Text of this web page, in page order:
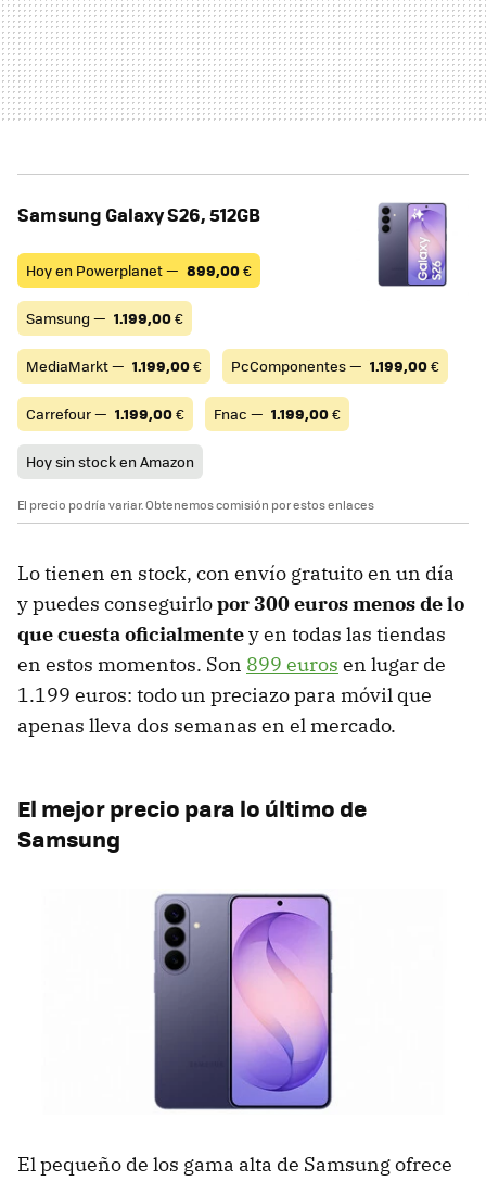
Samsung Galaxy S26, 512GB
Hoy en Powerplanet — 899,00€
Samsung — 1.199,00€
MediaMarkt — 1.199,00€ PcComponentes — 1.199,00€
Carrefour — 1.199,00€ Fnac — 1.199,00€
Hoy sin stock en Amazon
El precio podría variar. Obtenemos comisión por estos enlaces
Lo tienen en stock, con envío gratuito en un día
y puedes conseguirlopor 300 euros menos de lo
que cuesta oficialmentey en todas las tiendas
en estos momentos. Son 899 euros en lugar de
1.199 euros: todo un preciazo para móvil que
apenas lleva dos semanas en el mercado.
El mejor precio para lo último de
Samsung
El pequeño de los gama alta de Samsung ofrece